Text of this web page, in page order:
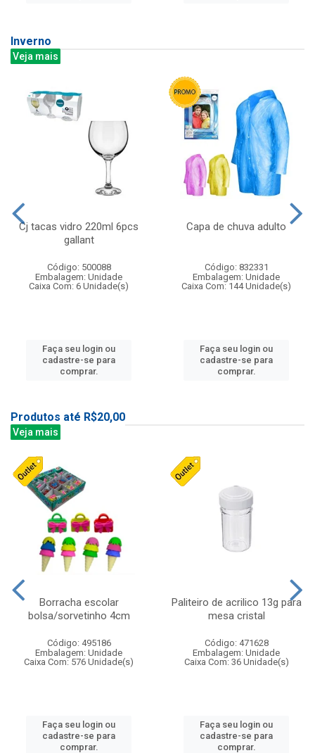
Inverno
Veja mais
Cj tacas vidro 220ml 6pcs
gallant
Código: 500088
Embalagem: Unidade
Caixa Com: 6 Unidade(s)
Faça seu login ou
cadastre-se para
comprar.
Capa de chuva adulto
Código: 832331
Embalagem: Unidade
Caixa Com: 144 Unidade(s)
Faça seu login ou
cadastre-se para
comprar.
Produtos até R$20,00
Veja mais
Borracha escolar
bolsa/sorvetinho 4cm
Código: 495186
Embalagem: Unidade
Caixa Com: 576 Unidade(s)
Faça seu login ou
cadastre-se para
comprar.
Paliteiro de acrilico 13g para
mesa cristal
Código: 471628
Embalagem: Unidade
Caixa Com: 36 Unidade(s)
Faça seu login ou
cadastre-se para
comprar.